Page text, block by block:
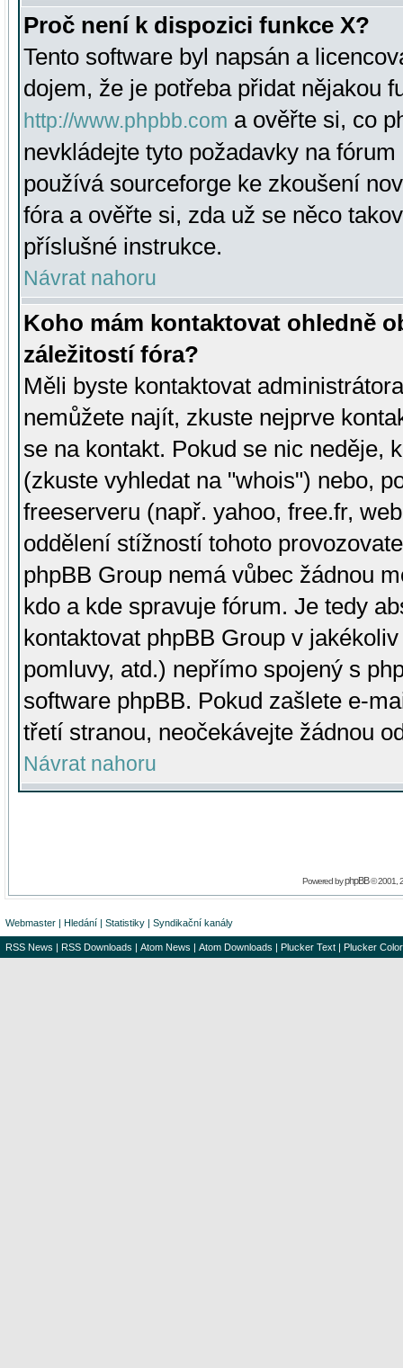
Proč není k dispozici funkce X?
Tento software byl napsán a
dojem, že je potřeba přidat nějakou
http://www.phpbb.com a ověřte si, co
nevkládejte tyto požadavky na
používá sourceforge ke zkoušení
fóra a ověřte si, zda už se něco
příslušné instrukce.
Návrat nahoru
Koho mám kontaktovat ohledně
záležitostí fóra?
Měli byste kontaktovat
nemůžete najít, zkuste nejprve
se na kontakt. Pokud se nic neděje,
(zkuste vyhledat na "whois") nebo,
freeserveru (např. yahoo, free.fr,
oddělení stížností tohoto
phpBB Group nemá vůbec žádnou
kdo a kde spravuje fórum. Je tedy
kontaktovat phpBB Group v
pomluvy, atd.) nepřímo spojený s
software phpBB. Pokud zašlete e-
třetí stranou, neočekávejte žádnou
Návrat nahoru
Powered byphpBB© 2001,
Webmaster | Hledání | Statistiky | Syndikační kanály
RSS News | RSS Downloads | Atom News | Atom Downloads | Plucker Text | Plucker Color